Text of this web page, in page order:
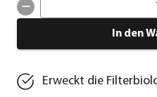
1
In den
Erweckt die